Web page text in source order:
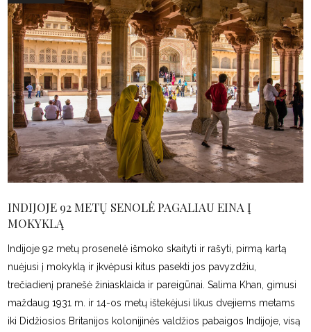
INDIJOJE 92 METŲ SENOLĖ PAGALIAU EINA Į
MOKYKLĄ
Indijoje 92 metų prosenelė išmoko skaityti ir rašyti, pirmą kartą
nuėjusi į mokyklą ir įkvėpusi kitus pasekti jos pavyzdžiu,
trečiadienį pranešė žiniasklaida ir pareigūnai. Salima Khan, gimusi
maždaug 1931 m. ir 14-os metų ištekėjusi likus dvejiems metams
iki Didžiosios Britanijos kolonijinės valdžios pabaigos Indijoje, visą